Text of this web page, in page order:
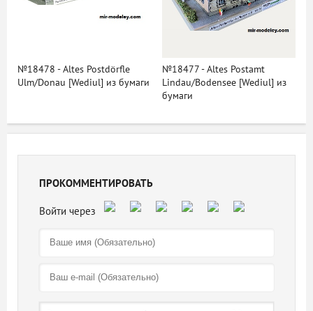
№18478 - Altes Postdörfle
Ulm/Donau [Wediul] из бумаги
№18477 - Altes Postamt
Lindau/Bodensee [Wediul] из
бумаги
ПРОКОММЕНТИРОВАТЬ